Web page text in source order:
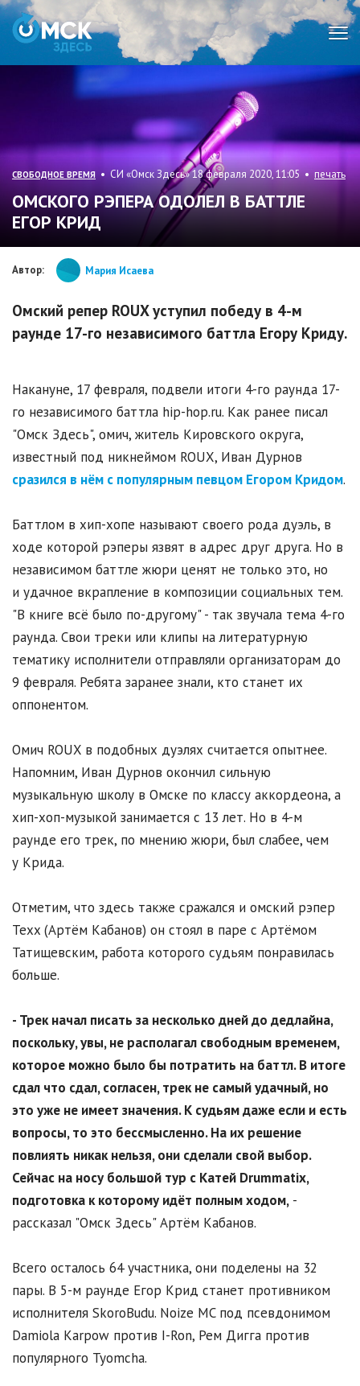
СВОБОДНОЕ ВРЕМЯ • СИ «Омск Здесь» 18 февраля 2020, 11:05 •печать
ОМСКОГО РЭПЕРА ОДОЛЕЛ В БАТТЛЕ
ЕГОР КРИД
Автор: Мария Исаева
Омский репер ROUX уступил победу в 4-м
раунде 17-го независимого баттла Егору Криду.
Накануне, 17 февраля, подвели итоги 4-го раунда 17-
го независимого баттла hip-hop.ru. Как ранее писал
"Омск Здесь", омич, житель Кировского округа,
известный под никнеймом ROUX, Иван Дурнов
сразился в нём с популярным певцом Егором Кридом.
Баттлом в хип-хопе называют своего рода дуэль, в
ходе которой рэперы язвят в адрес друг друга. Но в
независимом баттле жюри ценят не только это, но
и удачное вкрапление в композиции социальных тем.
"В книге всё было по-другому" - так звучала тема 4-го
раунда. Свои треки или клипы на литературную
тематику исполнители отправляли организаторам до
9 февраля. Ребята заранее знали, кто станет их
оппонентом.
Омич ROUX в подобных дуэлях считается опытнее.
Напомним, Иван Дурнов окончил сильную
музыкальную школу в Омске по классу аккордеона, а
хип-хоп-музыкой занимается с 13 лет. Но в 4-м
раунде его трек, по мнению жюри, был слабее, чем
у Крида.
Отметим, что здесь также сражался и омский рэпер
Texx (Артём Кабанов) он стоял в паре с Артёмом
Татищевским, работа которого судьям понравилась
больше.
- Трек начал писать за несколько дней до дедлайна,
поскольку, увы, не располагал свободным временем,
которое можно было бы потратить на баттл. В итоге
сдал что сдал, согласен, трек не самый удачный, но
это уже не имеет значения. К судьям даже если и есть
вопросы, то это бессмысленно. На их решение
повлиять никак нельзя, они сделали свой выбор.
Сейчас на носу большой тур с Катей Drummatix,
подготовка к которому идёт полным ходом, -
рассказал "Омск Здесь" Артём Кабанов.
Всего осталось 64 участника, они поделены на 32
пары. В 5-м раунде Егор Крид станет противником
исполнителя SkoroBudu. Noize MC под псевдонимом
Damiola Karpow против I-Ron, Рем Дигга против
популярного Tyomcha.